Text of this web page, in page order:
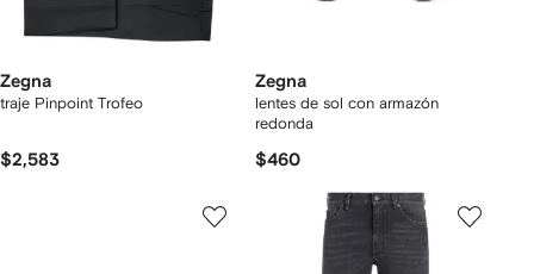
Zegna
traje Pinpoint Trofeo
$2,583
Zegna
lentes de sol con armazón
redonda
$460